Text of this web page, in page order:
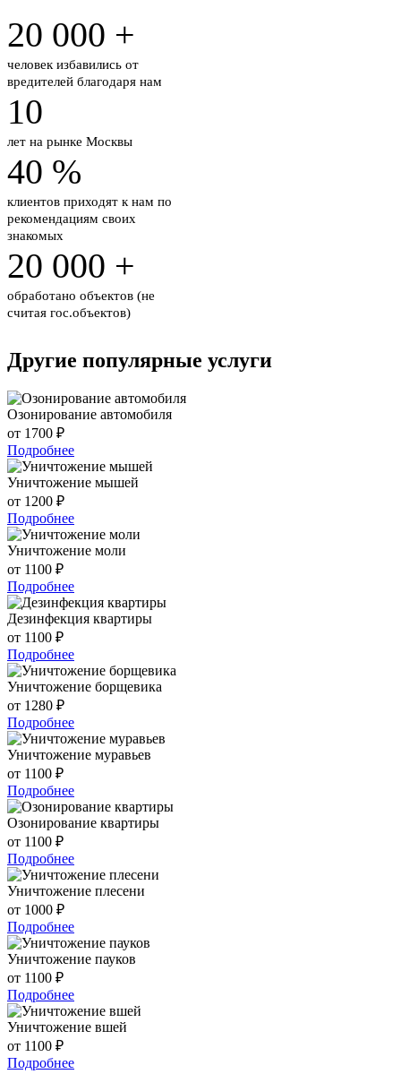
20 000 +
человек избавились от
вредителей благодаря нам
10
лет на рынке Москвы
40 %
клиентов приходят к нам по
рекомендациям своих
знакомых
20 000 +
обработано объектов (не
считая гос.объектов)
Другие популярные услуги
Озонирование автомобиля
от 1700 ₽
Подробнее
Уничтожение мышей
от 1200 ₽
Подробнее
Уничтожение моли
от 1100 ₽
Подробнее
Дезинфекция квартиры
от 1100 ₽
Подробнее
Уничтожение борщевика
от 1280 ₽
Подробнее
Уничтожение муравьев
от 1100 ₽
Подробнее
Озонирование квартиры
от 1100 ₽
Подробнее
Уничтожение плесени
от 1000 ₽
Подробнее
Уничтожение пауков
от 1100 ₽
Подробнее
Уничтожение вшей
от 1100 ₽
Подробнее